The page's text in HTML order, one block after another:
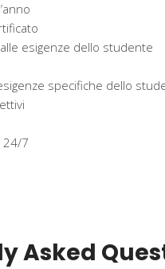
esigenze dello studente
specifiche dello
24/7
Asked